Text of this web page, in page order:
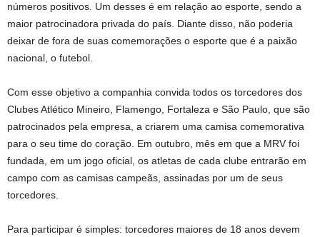
números positivos. Um desses é em relação ao esporte, sendo a
maior patrocinadora privada do país. Diante disso, não poderia
deixar de fora de suas comemorações o esporte que é a paixão
nacional, o futebol.
Com esse objetivo a companhia convida todos os torcedores dos
Clubes Atlético Mineiro, Flamengo, Fortaleza e São Paulo, que são
patrocinados pela empresa, a criarem uma camisa comemorativa
para o seu time do coração. Em outubro, mês em que a MRV foi
fundada, em um jogo oficial, os atletas de cada clube entrarão em
campo com as camisas campeãs, assinadas por um de seus
torcedores.
Para participar é simples: torcedores maiores de 18 anos devem